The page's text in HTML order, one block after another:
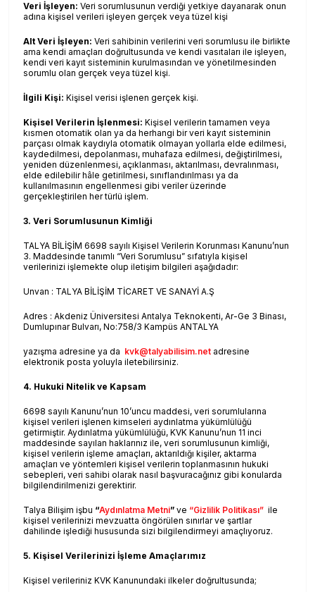
Veri İşleyen: Veri sorumlusunun verdiği yetkiye dayanarak onun
adına kişisel verileri işleyen gerçek veya tüzel kişi
Alt Veri İşleyen:Veri sahibinin verilerini veri sorumlusu ile birlikte
ama kendi amaçları doğrultusunda ve kendi vasıtaları ile işleyen,
kendi veri kayıt sisteminin kurulmasından ve yönetilmesinden
sorumlu olan gerçek veya tüzel kişi.
İlgili Kişi: Kişisel verisi işlenen gerçek kişi.
Kişisel Verilerin İşlenmesi: Kişisel verilerin tamamen veya
kısmen otomatik olan ya da herhangi bir veri kayıt sisteminin
parçası olmak kaydıyla otomatik olmayan yollarla elde edilmesi,
kaydedilmesi, depolanması, muhafaza edilmesi, değiştirilmesi,
yeniden düzenlenmesi, açıklanması, aktarılması, devralınması,
elde edilebilir hâle getirilmesi, sınıflandırılması ya da
kullanılmasının engellenmesi gibi veriler üzerinde
gerçekleştirilen her türlü işlem.
3. Veri Sorumlusunun Kimliği
TALYA BİLİŞİM 6698 sayılı Kişisel Verilerin Korunması Kanunu’nun
3. Maddesinde tanımlı “Veri Sorumlusu” sıfatıyla kişisel
verilerinizi işlemekte olup iletişim bilgileri aşağıdadır:
Unvan : TALYA BİLİŞİM TİCARET VE SANAYİ A.Ş
Adres : Akdeniz Üniversitesi Antalya Teknokenti, Ar-Ge 3 Binası,
Dumlupınar Bulvarı, No:758/3 Kampüs ANTALYA
yazışma adresine ya da kvk@talyabilisim.net adresine
elektronik posta yoluyla iletebilirsiniz.
4. Hukuki Nitelik ve Kapsam
6698 sayılı Kanunu’nun 10’uncu maddesi, veri sorumlularına
kişisel verileri işlenen kimseleri aydınlatma yükümlülüğü
getirmiştir. Aydınlatma yükümlülüğü, KVK Kanunu’nun 11 inci
maddesinde sayılan haklarınız ile, veri sorumlusunun kimliği,
kişisel verilerin işleme amaçları, aktarıldığı kişiler, aktarma
amaçları ve yöntemleri kişisel verilerin toplanmasının hukuki
sebepleri, veri sahibi olarak nasıl başvuracağınız gibi konularda
bilgilendirilmenizi gerektirir.
Talya Bilişim işbu “Aydınlatma Metni” ve “Gizlilik Politikası” ile
kişisel verilerinizi mevzuatta öngörülen sınırlar ve şartlar
dahilinde işlediği hususunda sizi bilgilendirmeyi amaçlıyoruz.
5. Kişisel Verilerinizi İşleme Amaçlarımız
Kişisel verileriniz KVK Kanunundaki ilkeler doğrultusunda;